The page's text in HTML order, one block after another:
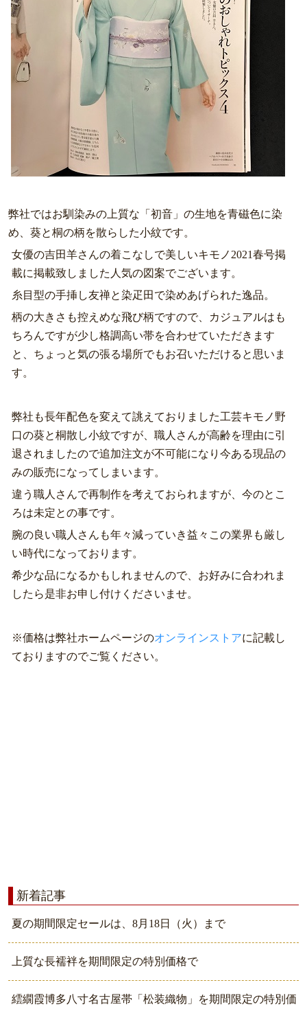
弊社ではお馴染みの上質な「初音」の生地を青磁色に染
め、葵と桐の柄を散らした小紋です。
女優の吉田羊さんの着こなしで美しいキモノ2021春号掲
載に掲載致しました人気の図案でございます。
糸目型の手挿し友禅と染疋田で染めあげられた逸品。
柄の大きさも控えめな飛び柄ですので、カジュアルはも
ちろんですが少し格調高い帯を合わせていただきます
と、ちょっと気の張る場所でもお召いただけると思いま
す。
弊社も長年配色を変えて誂えておりました工芸キモノ野
口の葵と桐散し小紋ですが、職人さんが高齢を理由に引
退されましたので追加注文が不可能になり今ある現品の
みの販売になってしまいます。
違う職人さんで再制作を考えておられますが、今のとこ
ろは未定との事です。
腕の良い職人さんも年々減っていき益々この業界も厳し
い時代になっております。
希少な品になるかもしれませんので、お好みに合われま
したら是非お申し付けくださいませ。
※価格は弊社ホームページのオンラインストアに記載し
ておりますのでご覧ください。
新着記事
夏の期間限定セールは、8月18日（火）まで
上質な長襦袢を期間限定の特別価格で
繧繝霞博多八寸名古屋帯「松装織物」を期間限定の特別価